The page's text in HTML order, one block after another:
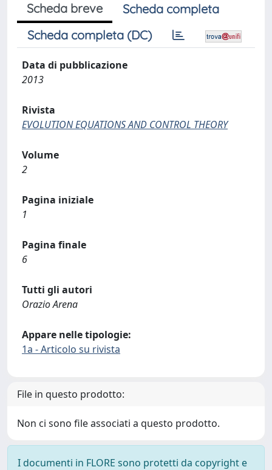
Scheda breve
Scheda completa
Scheda completa (DC)
Data di pubblicazione
2013
Rivista
EVOLUTION EQUATIONS AND CONTROL THEORY
Volume
2
Pagina iniziale
1
Pagina finale
6
Tutti gli autori
Orazio Arena
Appare nelle tipologie:
1a - Articolo su rivista
File in questo prodotto:
Non ci sono file associati a questo prodotto.
I documenti in FLORE sono protetti da copyright e